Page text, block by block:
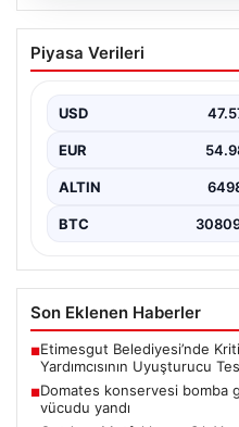
Domates
9 aylık bebeğin
Piyasa Verileri
USD
EUR
ALTIN
BTC
Son Eklenen Haberler
■Etimesgut Belediyesi’nde
Yardımcısının Uyuşturucu
■Domates konservesi bomba
vücudu yandı